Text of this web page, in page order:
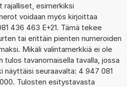
rajalliset, esimerkiksi
voidaan myös kirjoittaa
436 463 E+21. Tämä tekee
tai erittäin pienten numeroiden
Mikäli valintamerkkiä ei ole
tavanomaisella tavalla, jossa
näyttäisi seuraavalta: 4 947 081
Tulosten esitystavasta